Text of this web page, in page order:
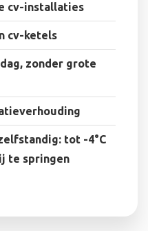
cv-installaties
cv-ketels
zonder grote
tot -4°C
te springen